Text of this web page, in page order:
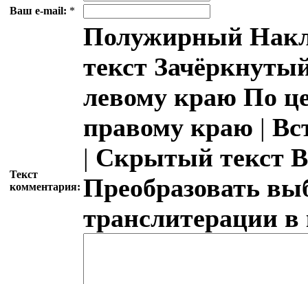
Ваш e-mail: *
Текст
комментария:
Полужирный
текст
левому краю По
правому краю |
| Скрытый текст
Преобразовать
транслитерации